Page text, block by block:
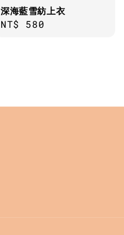
深海藍雪紡上衣
Regular
NT$ 580